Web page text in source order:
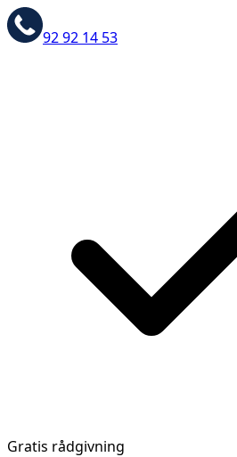
92 92 14 53
Gratis rådgivning